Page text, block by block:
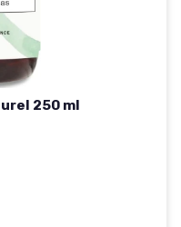
250 ml